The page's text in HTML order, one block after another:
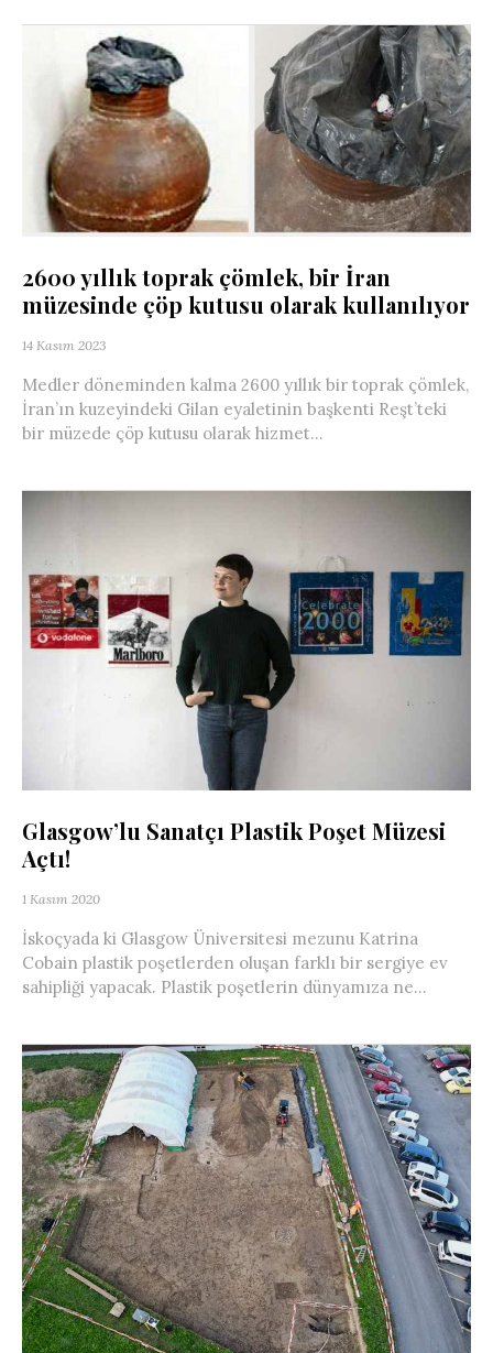
2600 yıllık toprak çömlek, bir İran
müzesinde çöp kutusu olarak kullanılıyor
14 Kasım 2023
Medler döneminden kalma 2600 yıllık bir toprak çömlek,
İran’ın kuzeyindeki Gilan eyaletinin başkenti Reşt’teki
bir müzede çöp kutusu olarak hizmet...
Glasgow’lu Sanatçı Plastik Poşet Müzesi
Açtı!
1 Kasım 2020
İskoçyada ki Glasgow Üniversitesi mezunu Katrina
Cobain plastik poşetlerden oluşan farklı bir sergiye ev
sahipliği yapacak. Plastik poşetlerin dünyamıza ne...